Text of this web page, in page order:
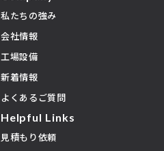
私たちの強み
会社情報
工場設備
新着情報
よくあるご質問
Helpful Links
見積もり依頼